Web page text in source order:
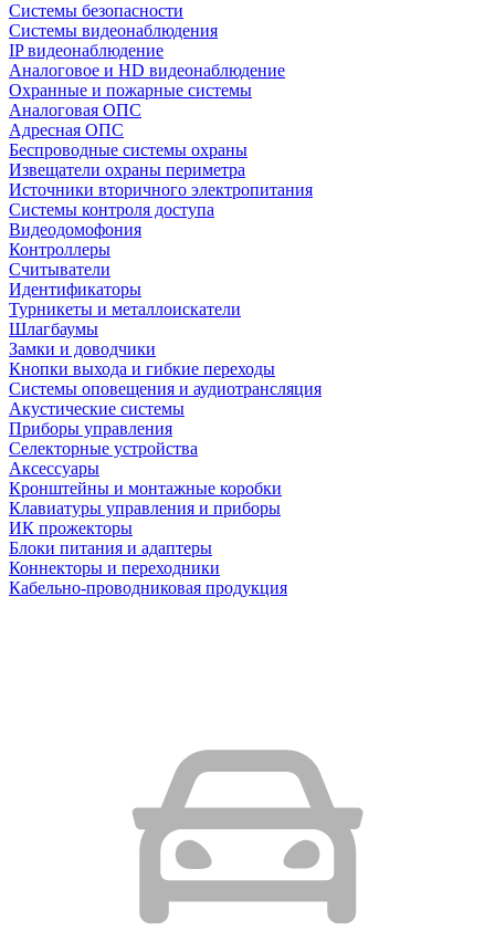
Системы безопасности
Системы видеонаблюдения
IP видеонаблюдение
Аналоговое и HD видеонаблюдение
Охранные и пожарные системы
Аналоговая ОПС
Адресная ОПС
Беспроводные системы охраны
Извещатели охраны периметра
Источники вторичного электропитания
Системы контроля доступа
Видеодомофония
Контроллеры
Считыватели
Идентификаторы
Турникеты и металлоискатели
Шлагбаумы
Замки и доводчики
Кнопки выхода и гибкие переходы
Системы оповещения и аудиотрансляция
Акустические системы
Приборы управления
Селекторные устройства
Аксессуары
Кронштейны и монтажные коробки
Клавиатуры управления и приборы
ИК прожекторы
Блоки питания и адаптеры
Коннекторы и переходники
Кабельно-проводниковая продукция